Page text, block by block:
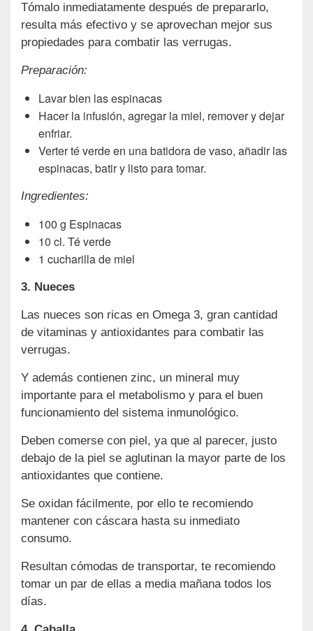
Tómalo inmediatamente después de prepararlo,
resulta más efectivo y se aprovechan mejor sus
propiedades para combatir las verrugas.
Preparación:
Lavar bien las espinacas
Hacer la infusión, agregar la miel, remover y dejar
enfriar.
Verter té verde en una batidora de vaso, añadir las
espinacas, batir y listo para tomar.
Ingredientes:
100 g Espinacas
10 cl. Té verde
1 cucharilla de miel
3. Nueces
Las nueces son ricas en Omega 3, gran cantidad
de vitaminas y antioxidantes para combatir las
verrugas.
Y además contienen zinc, un mineral muy
importante para el metabolismo y para el buen
funcionamiento del sistema inmunológico.
Deben comerse con piel, ya que al parecer, justo
debajo de la piel se aglutinan la mayor parte de los
antioxidantes que contiene.
Se oxidan fácilmente, por ello te recomiendo
mantener con cáscara hasta su inmediato
consumo.
Resultan cómodas de transportar, te recomiendo
tomar un par de ellas a media mañana todos los
días.